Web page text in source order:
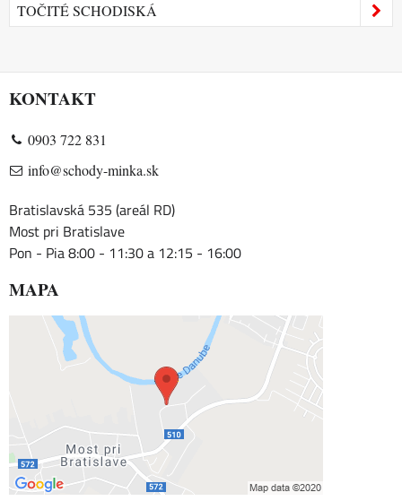
TOČITÉ SCHODISKÁ
KONTAKT
0903 722 831
info@schody-minka.sk
Bratislavská 535 (areál RD)
Most pri Bratislave
Pon - Pia 8:00 - 11:30 a 12:15 - 16:00
MAPA